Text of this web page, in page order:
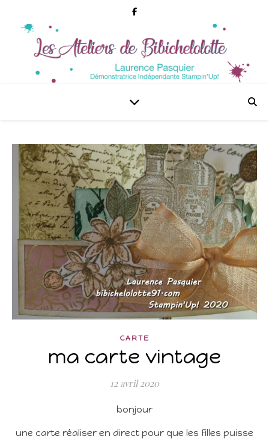
CARTE
ma carte vintage
12 avril 2020
bonjour
une carte réaliser en direct pour que les filles puisse